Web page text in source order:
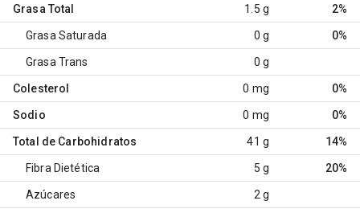
Grasa Total 1.5 g 2%
Grasa Saturada 0 g 0%
Grasa Trans 0 g
Colesterol 0 mg 0%
Sodio 0 mg 0%
Total de Carbohidratos 41 g 14%
Fibra Dietética 5 g 20%
Azúcares 2 g